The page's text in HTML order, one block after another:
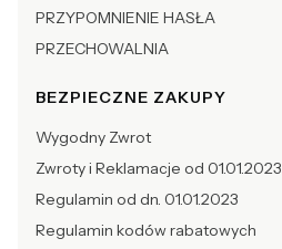
PRZYPOMNIENIE HASŁA
PRZECHOWALNIA
BEZPIECZNE ZAKUPY
Wygodny Zwrot
Zwroty i Reklamacje od 01.01.2023
Regulamin od dn. 01.01.2023
Regulamin kodów rabatowych